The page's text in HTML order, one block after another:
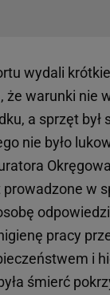
wydali
warunki nie
a sprzęt był
nie było
w
pracy
i
śmierć